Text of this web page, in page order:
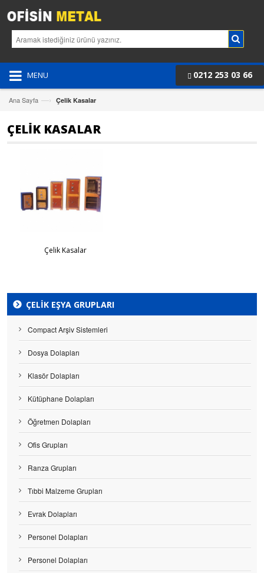
0212 253 03 66
MENU
Ana Sayfa —› Çelik Kasalar
ÇELIK KASALAR
Çelik Kasalar
ÇELIK EŞYA GRUPLARI
Compact Arşiv Sistemleri
Dosya Dolapları
Klasör Dolapları
Kütüphane Dolapları
Öğretmen Dolapları
Ofis Grupları
Ranza Grupları
Tıbbi Malzeme Grupları
Evrak Dolapları
Personel Dolapları
Personel Dolapları